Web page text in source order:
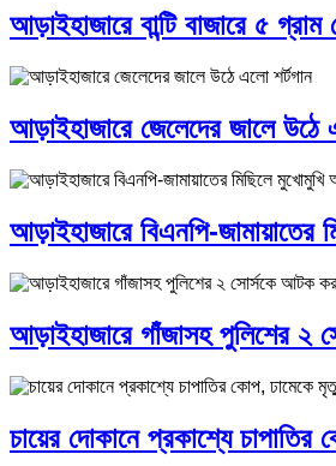
আড়াইহাজারে বান্টি বাজারে ৫
আড়াইহাজারে জেলেদের জালে উঠে
আড়াইহাজারে বিএনপি-জামায়াতের
আড়াইহাজারে গাঁজাসহ পুলিশের
চায়ের দোকানে প্রকাশ্যে